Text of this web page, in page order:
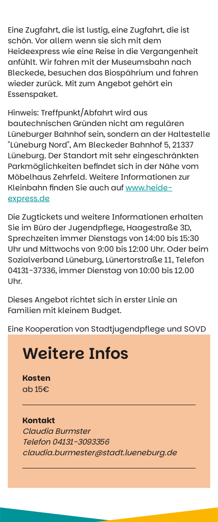
Eine Zugfahrt, die ist lustig, eine Zugfahrt, die ist
schön. Vor allem wenn sie sich mit dem
Heideexpress wie eine Reise in die Vergangenheit
anfühlt. Wir fahren mit der Museumsbahn nach
Bleckede, besuchen das Biospährium und fahren
wieder zurück. Mit zum Angebot gehört ein
Essenspaket.
Hinweis: Treffpunkt/Abfahrt wird aus
bautechnischen Gründen nicht am regulären
Lüneburger Bahnhof sein, sondern an der Haltestelle
"Lüneburg Nord", Am Bleckeder Bahnhof 5, 21337
Lüneburg. Der Standort mit sehr eingeschränkten
Parkmöglichkeiten befindet sich in der Nähe vom
Möbelhaus Zehrfeld. Weitere Informationen zur
Kleinbahn finden Sie auch aufwww.heide-
express.de
Die Zugtickets und weitere Informationen erhalten
Sie im Büro der Jugendpflege, Haagestraße 3D,
Sprechzeiten immer Dienstags von 14:00 bis 15:30
Uhr und Mittwochs von 9:00 bis 12:00 Uhr. Oder beim
Sozialverband Lüneburg, Lünertorstraße 11, Telefon
04131-37336, immer Dienstag von 10:00 bis 12.00
Uhr.
Dieses Angebot richtet sich in erster Linie an
Familien mit kleinem Budget.
Eine Kooperation von Stadtjugendpflege und SOVD
Weitere Infos
Kosten
ab 15€
Kontakt
Claudia Burmster
Telefon 04131-3093356
claudia.burmester@stadt.lueneburg.de